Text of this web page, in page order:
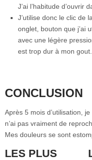
J’ai l’habitude d’ouvrir
J’utilise donc le clic de
onglet, bouton que j’ai
avec une légère
est trop dur à mon gout.
CONCLUSION
Après 5 mois d’utilisation,
n’ai pas vraiment de
Mes douleurs se sont
LES PLUS